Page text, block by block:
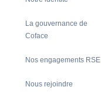
La gouvernance de
Coface
Nos engagements RSE
Nous rejoindre